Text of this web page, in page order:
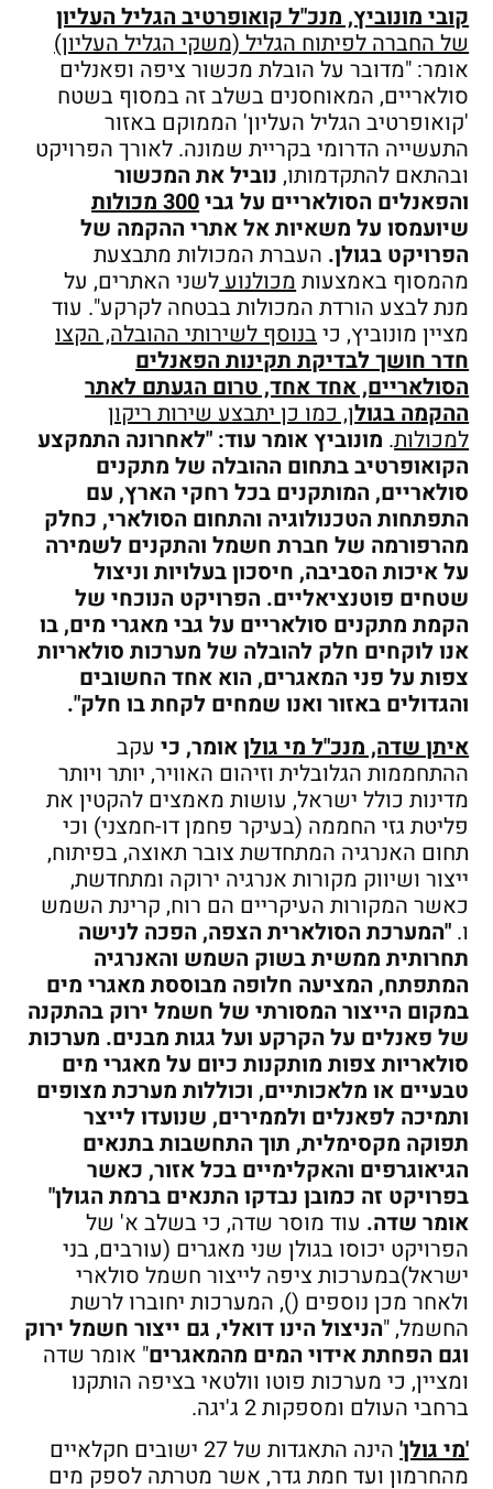
קובי מונוביץ, מנכ"ל קואופרטיב הגליל העליון
של החברה לפיתוח הגליל (משקי הגליל העליון)
אומר: "מדובר על הובלת מכשור ציפה ופאנלים
סולאריים, המאוחסנים בשלב זה במסוף בשטח
'קואופרטיב הגליל העליון' הממוקם באזור
התעשייה הדרומי בקריית שמונה. לאורך הפרויקט
ובהתאם להתקדמותו, נוביל את המכשור
והפאנלים הסולאריים על גבי300 מכולות
שיועמסו על משאיות אל אתרי ההקמה של
הפרויקט בגולן. העברת המכולות מתבצעת
מהמסוף באמצעותמכולנועלשני האתרים, על
מנת לבצע הורדת המכולות בבטחה לקרקע". עוד
מציין מונוביץ, כיבנוסף לשירותי ההובלה, הקצו
חדר חושך לבדיקת תקינות הפאנלים
הסולאריים, אחד אחד, טרום הגעתם לאתר
ההקמה בגולן, כמו כן יתבצע שירות ריקון
למכולות. מונוביץ אומר עוד: "לאחרונה התמקצע
הקואופרטיב בתחום ההובלה של מתקנים
סולאריים, המותקנים בכל רחקי הארץ, עם
התפתחות הטכנולוגיה והתחום הסולארי, כחלק
מהרפורמה של חברת חשמל והתקנים לשמירה
על איכות הסביבה, חיסכון בעלויות וניצול
שטחים פוטנציאליים. הפרויקט הנוכחי של
הקמת מתקנים סולאריים על גבי מאגרי מים, בו
אנו לוקחים חלק להובלה של מערכות סולאריות
צפות על פני המאגרים, הוא אחד החשובים
והגדולים באזור ואנו שמחים לקחת בו חלק".
איתן שדה, מנכ"ל מי גולןאומר, כיעקב
ההתחממות הגלובלית וזיהום האוויר, יותר ויותר
מדינות כולל ישראל, עושות מאמצים להקטין את
פליטת גזי החממה (בעיקר פחמן דו-חמצני) וכי
תחום האנרגיה המתחדשת צובר תאוצה, בפיתוח,
ייצור ושיווק מקורות אנרגיה ירוקה ומתחדשת,
כאשר המקורות העיקריים הם רוח, קרינת השמש
ו. "המערכת הסולארית הצפה, הפכה לנישה
תחרותית ממשית בשוק השמש והאנרגיה
המתפתח, המציעה חלופה מבוססת מאגרי מים
במקום הייצור המסורתי של חשמל ירוק בהתקנה
של פאנלים על הקרקע ועל גגות מבנים. מערכות
סולאריות צפות מותקנות כיום על מאגרי מים
טבעיים או מלאכותיים, וכוללות מערכת מצופים
ותמיכה לפאנלים ולממירים, שנועדו לייצר
תפוקה מקסימלית, תוך התחשבות בתנאים
הגיאוגרפים והאקלימיים בכל אזור, כאשר
בפרויקט זה כמובן נבדקו התנאים ברמת הגולן"
אומר שדה. עוד מוסר שדה, כי בשלב א' של
הפרויקט יכוסו בגולן שני מאגרים (עורבים, בני
ישראל)במערכות ציפה לייצור חשמל סולארי
ולאחר מכן נוספים (), המערכות יחוברו לרשת
החשמל, "הניצול הינו דואלי, גם ייצור חשמל ירוק
וגם הפחתת אידוי המים מהמאגרים" אומר שדה
ומציין, כי מערכות פוטו וולטאי בציפה הותקנו
ברחבי העולם ומספקות 2 ג'יגה.
'מי גולן'
הינה התאגדות של 27 ישובים חקלאיים
מהחרמון ועד חמת גדר, אשר מטרתה לספק מים